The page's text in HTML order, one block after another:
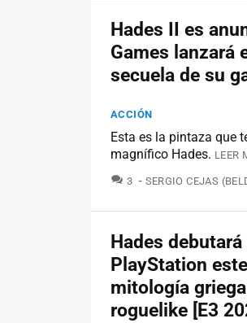
Hades II es
Games lanzará
secuela de su
ACCIÓN
Esta es la pintaza que
magnífico Hades. LEER
3 COMENTARIOS
SERGIO CEJAS
Hades
PlayStation
mitología
roguelike [E3